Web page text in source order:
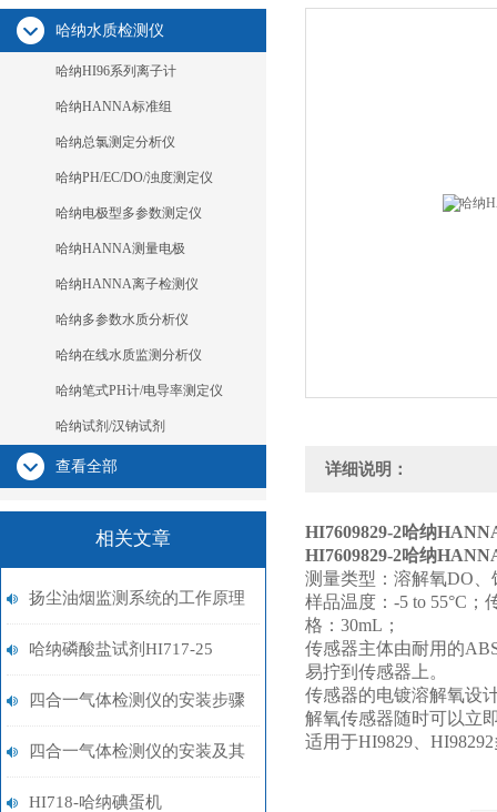
哈纳水质检测仪
哈纳HI96系列离子计
哈纳HANNA标准组
哈纳总氯测定分析仪
哈纳PH/EC/DO/浊度测定仪
哈纳电极型多参数测定仪
哈纳HANNA测量电极
哈纳HANNA离子检测仪
哈纳多参数水质分析仪
哈纳在线水质监测分析仪
哈纳笔式PH计/电导率测定仪
哈纳试剂/汉钠试剂
查看全部
相关文章
扬尘油烟监测系统的工作原理
与技术优势解析
哈纳磷酸盐试剂HI717-25
四合一气体检测仪的安装步骤
及其注意事项
四合一气体检测仪的安装及其
使用方法
HI718-哈纳碘蛋机
详细说明：
HI7609829-2哈纳
HI7609829-2哈纳
测量类型：溶解氧DO、
样品温度：-5 to 55°C
格：30mL；
传感器主体由耐用的
易拧到传感器上。
传感器的电镀溶解氧设
解氧传感器随时可以立
适用于HI9829、